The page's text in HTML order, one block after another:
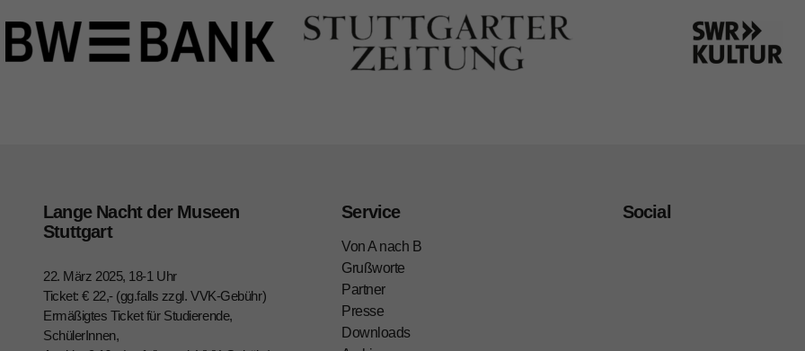
Lange Nacht der Museen
Stuttgart
22. März 2025, 18-1 Uhr
Ticket: € 22,- (gg.falls zzgl. VVK-Gebühr)
Ermäßigtes Ticket für Studierende,
SchülerInnen,
Service
Von A nach B
Grußworte
Partner
Presse
Downloads
Social